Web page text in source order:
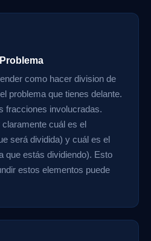
como hacer division de
problema que tienes delante.
fracciones involucradas.
cuál es el
será dividida) y cuál es el
que estás dividiendo). Esto
estos elementos puede